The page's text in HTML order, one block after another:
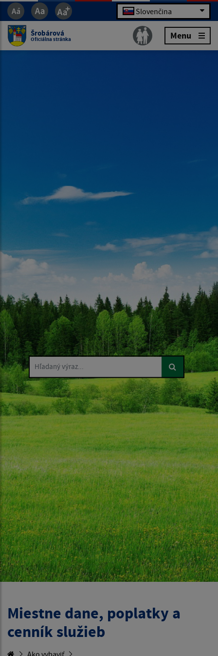
Slovenčina
Šrobárová
Oficiálna stránka Menu
Hľadaný výraz...
Miestne dane, poplatky a
cenník služieb
Ako vybaviť